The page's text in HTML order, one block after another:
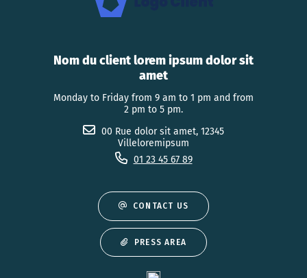
Nom du client lorem ipsum dolor sit
amet
Monday to Friday from 9 am to 1 pm and from
2 pm to 5 pm.
00 Rue dolor sit amet, 12345
Villeloremipsum
01 23 45 67 89
CONTACT US
PRESS AREA